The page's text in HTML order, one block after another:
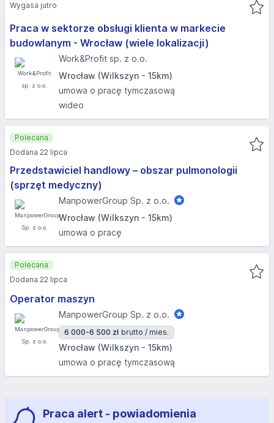
Praca w sektorze obsługi klienta w markecie
budowlanym - Wrocław (wiele lokalizacji)
Work&Profit sp. z o.o.
Wrocław (Wilkszyn - 15km)
umowa o pracę tymczasową
wideo
Wygasa jutro
Przedstawiciel handlowy – obszar pulmonologii
(sprzęt medyczny)
ManpowerGroup Sp. z o.o.
Wrocław (Wilkszyn - 15km)
umowa o pracę
Polecana
Dodana 22 lipca
Operator maszyn
ManpowerGroup Sp. z o.o.
6 000-6 500 zł brutto / mies.
Wrocław (Wilkszyn - 15km)
umowa o pracę tymczasową
Polecana
Dodana 22 lipca
Praca alert - powiadomienia